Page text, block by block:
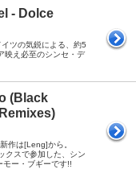
- Dolce
ツの気鋭による、約5
映え必至のシンセ・デ
(Black
作は[Leng]から。
クスで参加した、シン
モー・ブギーです!!